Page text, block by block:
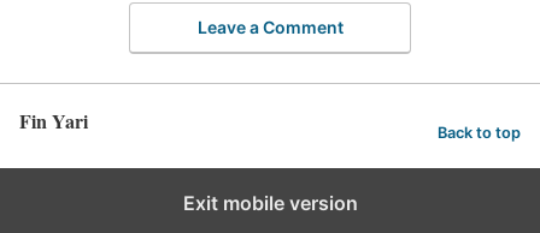
Leave a Comment
Fin Yari Back to top
Exit mobile version